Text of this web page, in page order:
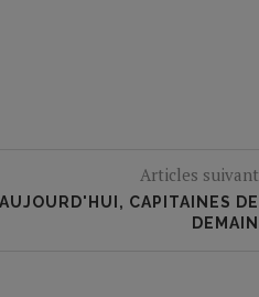
Articles suivant
CAPITAINES DE
DEMAIN